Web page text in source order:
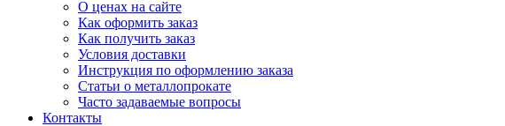
О ценах на сайте
Как оформить заказ
Как получить заказ
Условия доставки
Инструкция по оформлению заказа
Статьи о металлопрокате
Часто задаваемые вопросы
Контакты